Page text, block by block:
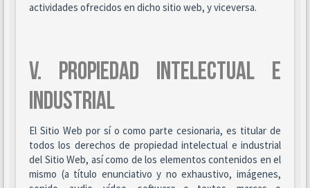
actividades ofrecidos en dicho sitio web, y viceversa.
V. PROPIEDAD INTELECTUAL E
INDUSTRIAL
El Sitio Web por sí o como parte cesionaria, es titular de
todos los derechos de propiedad intelectual e industrial
del Sitio Web, así como de los elementos contenidos en el
mismo (a título enunciativo y no exhaustivo, imágenes,